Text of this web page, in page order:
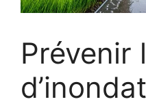
Prévenir